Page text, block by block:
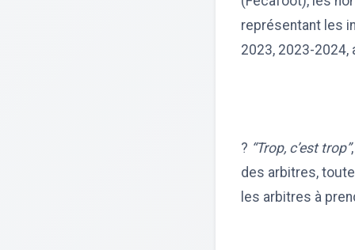
représentant les
2023, 2023-
? “Trop, c’est trop”
des arbitres,
les arbitres à